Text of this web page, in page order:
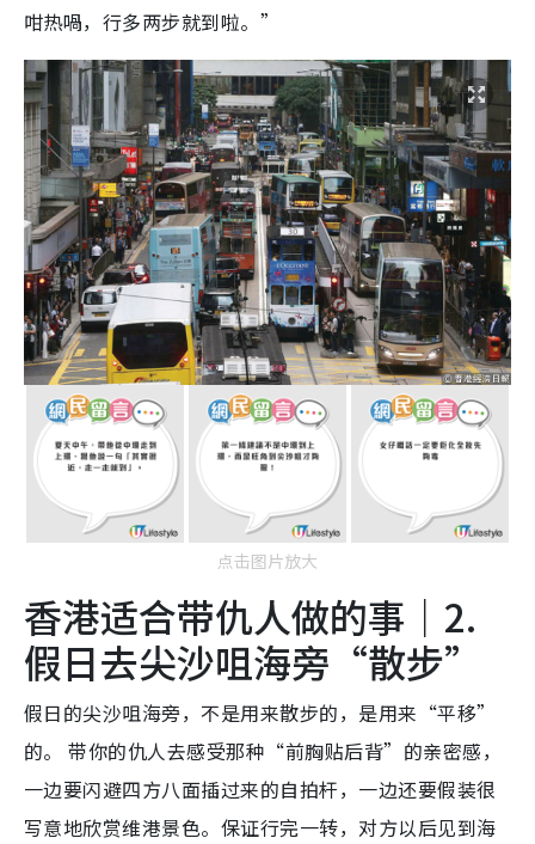
咁热喎，行多两步就到啦。”
点击图片放大
香港适合带仇人做的事｜2.
假日去尖沙咀海旁“散步”
假日的尖沙咀海旁，不是用来散步的，是用来“平移”
的。 带你的仇人去感受那种“前胸贴后背”的亲密感，
一边要闪避四方八面插过来的自拍杆，一边还要假装很
写意地欣赏维港景色。保证行完一转，对方以后见到海